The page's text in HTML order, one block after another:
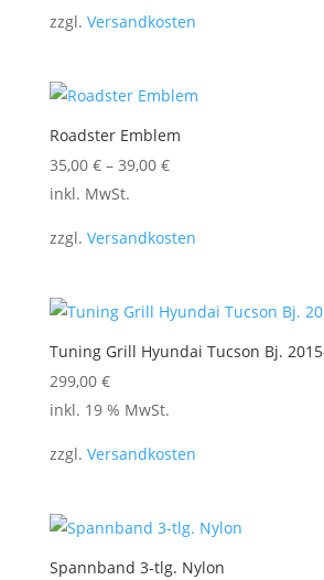
weist
Varianten
Die
Optionen
können
auf
gewählt
werden
zzgl. Versandkosten
Roadster Emblem
35,00 €– 39,00 €
Dieses
weist
Varianten
Die
Optionen
können
auf
gewählt
werden
inkl. MwSt.
zzgl. Versandkosten
Tuning Grill Hyundai Tucson Bj.
299,00 €
inkl. 19 % MwSt.
zzgl. Versandkosten
Spannband 3-tlg. Nylon